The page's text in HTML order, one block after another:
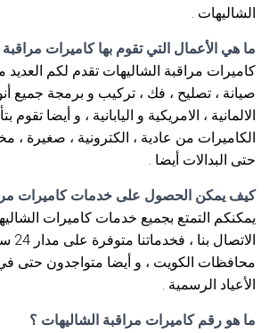
الشاليهات .
ما هي الأعمال التي تقوم بها كاميرات
كاميرات مراقبة الشاليهات تقدم لكم العديد
صيانة ، تصليح ، فك ، تركيب و برمجة جميع
الالمانية ، الامريكية و اليابانية ، و أيضا تقوم
الكاميرات من عادية ، الكترونية ، صغيرة ،
حتى البدالات أيضا .
كيف يمكن الحصول على خدمات كاميرات
يمكنكم التمتع بجميع خدمات كاميرات
محافظات الكويت ، و أيضا متواجدون حتى
الأعياد الرسمية .
ما هو رقم كاميرات مراقبة الشاليهات ؟